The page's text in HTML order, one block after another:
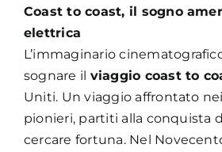
Coast to coast, il sogno
elettrica
L’immaginario
sognare il viaggio coast to
Uniti. Un viaggio affrontato
pionieri, partiti alla conquista
cercare fortuna. Nel